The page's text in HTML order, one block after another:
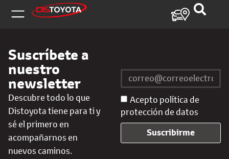
Suscríbete a
nuestro
newsletter
Descubre todo lo que
Distoyota tiene para ti y
sé el primero en
acompañarnos en
nuevos caminos.
Acepto política de
protección de datos
Suscribirme